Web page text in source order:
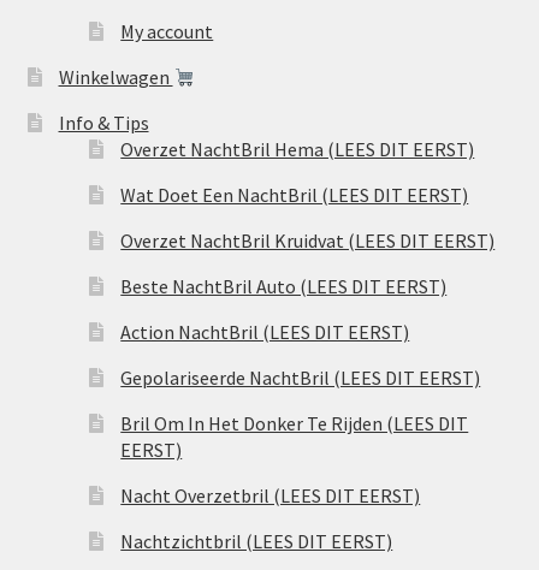
My account
Winkelwagen
Info & Tips
Overzet NachtBril Hema (LEES DIT EERST)
Wat Doet Een NachtBril (LEES DIT EERST)
Overzet NachtBril Kruidvat (LEES DIT EERST)
Beste NachtBril Auto (LEES DIT EERST)
Action NachtBril (LEES DIT EERST)
Gepolariseerde NachtBril (LEES DIT EERST)
Bril Om In Het Donker Te Rijden (LEES DIT
EERST)
Nacht Overzetbril (LEES DIT EERST)
Nachtzichtbril (LEES DIT EERST)